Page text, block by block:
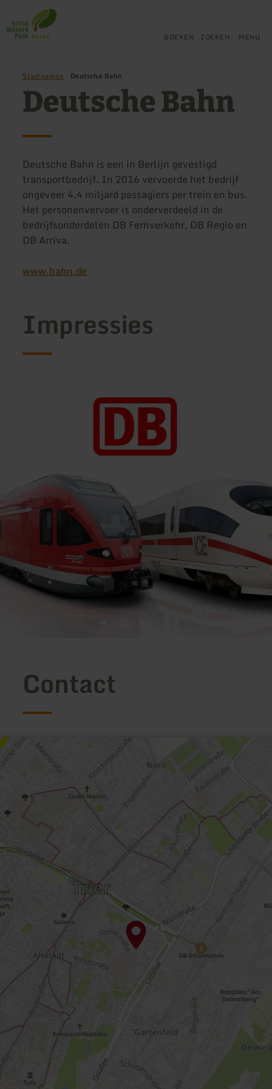
naar
de
startpagina
BOEKEN ZOEKEN MENU
Startpagina Deutsche Bahn
Deutsche Bahn
Deutsche Bahn is een in Berlijn gevestigd
transportbedrijf. In 2016 vervoerde het bedrijf
ongeveer 4,4 miljard passagiers per trein en bus.
Het personenvervoer is onderverdeeld in de
bedrijfsonderdelen DB Fernverkehr, DB Regio en
DB Arriva.
www.bahn.de
Impressies
Contact